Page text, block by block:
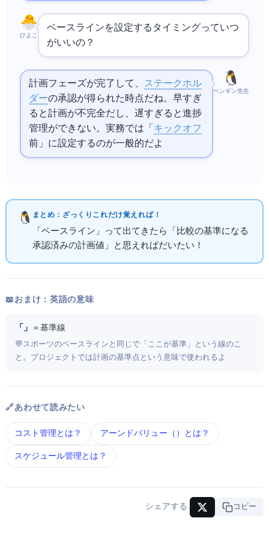
ひよこ
ベースラインを設定するタイミングっていつ
がいいの？
ペンギン先生
計画フェーズが完了して、 ステークホル
ダーの承認が得られた時点だね。早すぎ
ると計画が不完全だし、遅すぎると進捗
管理ができない。実務では「 キックオフ
前」に設定するのが一般的だよ
まとめ：ざっくりこれだけ覚えればOK！
「ベースライン」って出てきたら「比較の基準になる
承認済みの計画値」と思えればだいたいOK！
📖 おまけ：英語の意味
「Baseline」 ＝ 基準線
💬 スポーツのベースラインと同じで「ここが基準」という線のこ
と。プロジェクトでは計画の基準点という意味で使われるよ
🔗 あわせて読みたい
コスト管理 とは？ アーンドバリュー（EVM） とは？
スケジュール管理 とは？
シェアする URLコピー